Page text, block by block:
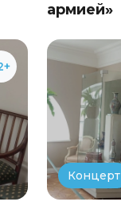
армией»
Концерт